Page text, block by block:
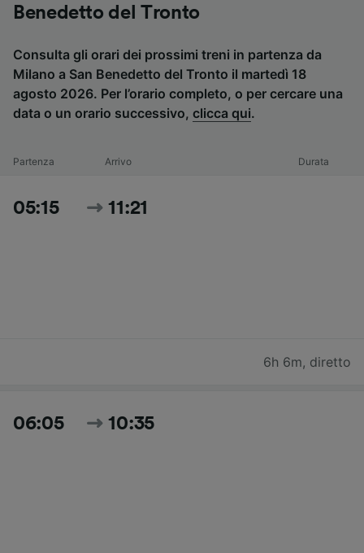
Benedetto del Tronto
Consulta gli orari dei prossimi treni in partenza da
Milano a San Benedetto del Tronto il martedì 18
agosto 2026. Per l’orario completo, o per cercare una
data o un orario successivo, clicca qui.
Partenza Arrivo Durata
05:15 11:21
6h 6m, diretto
06:05 10:35